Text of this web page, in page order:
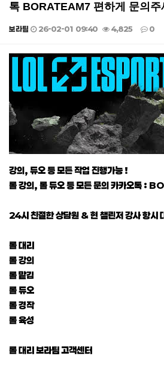
톡 BORATEAM7 편하게 문의주
보라팀 26-02-01 09:40 4,825 0
본문
강의, 듀오 등 모든 작업 진행가능 !
롤 강의, 롤 듀오 등 모든 문의 카카오톡 :
24시 친절한 상담원 & 현 챌린저 강사 항시
롤 대리
롤 강의
롤 맡김
롤 듀오
롤 경작
롤 육성
롤 대리 보라팀 고객센터